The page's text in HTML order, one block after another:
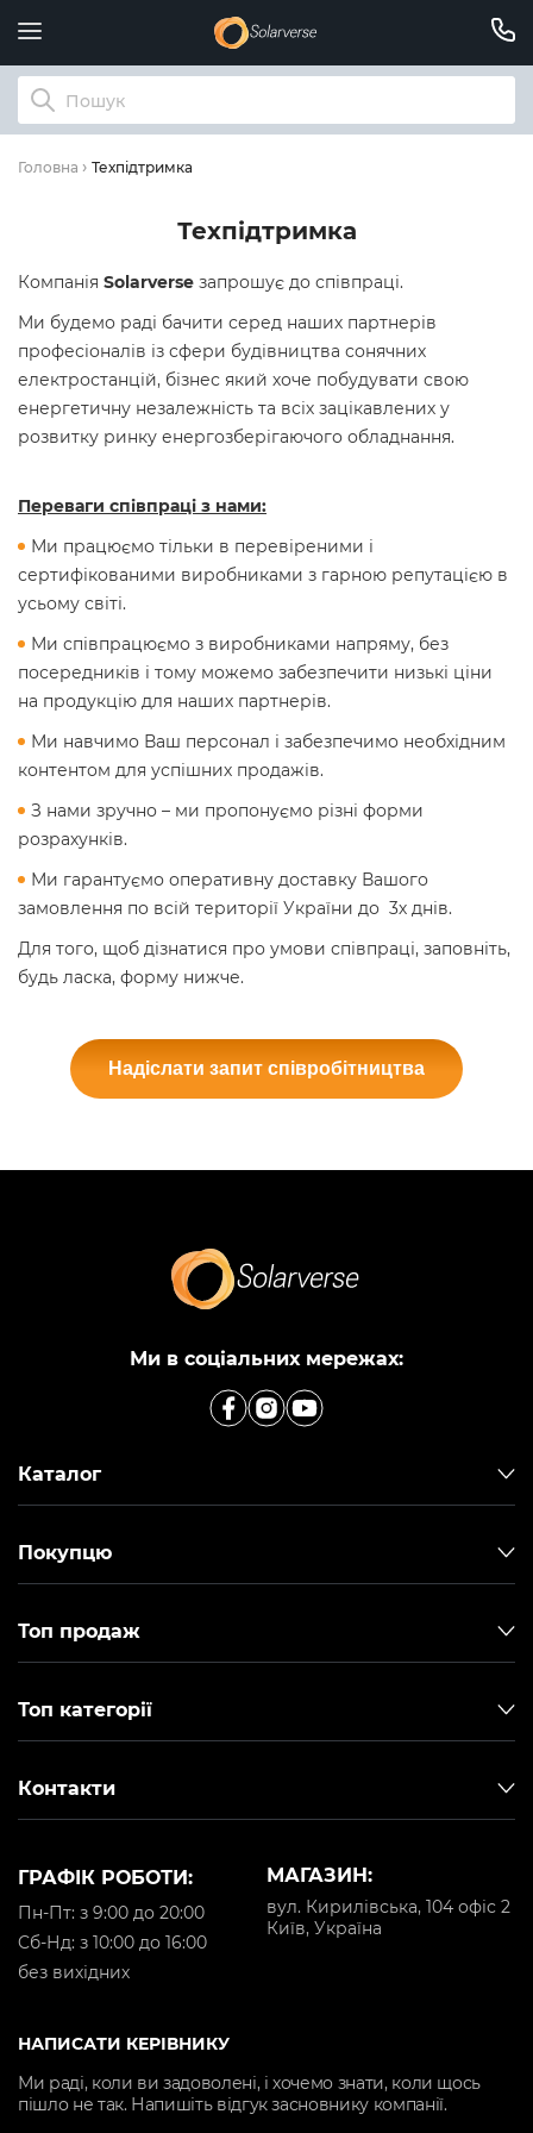
Головна Техпідтримка
Техпідтримка
Компанія Solarverse запрошує до співпраці.
Ми будемо раді бачити серед наших партнерів
професіоналів із сфери будівництва сонячних
електростанцій, бізнес який хоче побудувати свою
енергетичну незалежність та всіх зацікавлених у
розвитку ринку енергозберігаючого обладнання.
Переваги співпраці з нами:
Ми працюємо тільки в перевіреними і
сертифікованими виробниками з гарною репутацією в
усьому світі.
Ми співпрацюємо з виробниками напряму, без
посередників і тому можемо забезпечити низькі ціни
на продукцію для наших партнерів.
Ми навчимо Ваш персонал і забезпечимо необхідним
контентом для успішних продажів.
З нами зручно – ми пропонуємо різні форми
розрахунків.
Ми гарантуємо оперативну доставку Вашого
замовлення по всій території України до 3х днів.
Для того, щоб дізнатися про умови співпраці, заповніть,
будь ласка, форму нижче.
Надіслати запит співробітництва
Ми в соціальних мережах:
Каталог
Покупцю
Топ продаж
Топ категорії
Контакти
МАГАЗИН:
вул. Кирилівська, 104 офіс 2
Київ, Україна
ГРАФІК РОБОТИ:
Пн-Пт: з 9:00 до 20:00
Cб-Нд: з 10:00 до 16:00
без вихідних
НАПИСАТИ КЕРІВНИКУ
Ми раді, коли ви задоволені, і хочемо знати, коли щось
пішло не так. Напишіть відгук засновнику компанії.